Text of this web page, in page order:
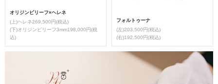
オリジンビリーフ×ヘレネ
(上)ヘレネ269,500円(税込)
(下)オリジンビリーフ3mm198,000円(税
込)
フォルトゥーナ
(左)203,500円(税込)
(右)192,500円(税込)